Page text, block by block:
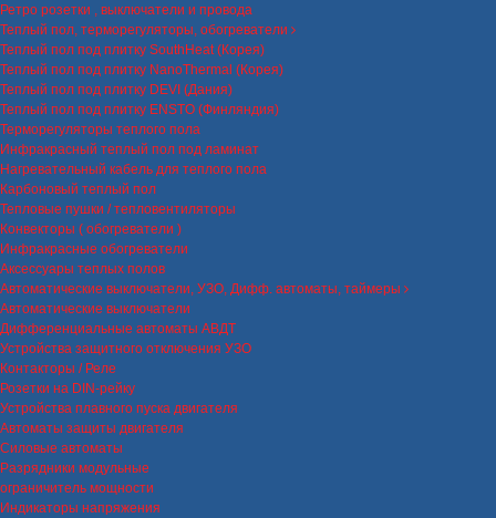
Ретро розетки , выключатели и провода
Теплый пол, терморегуляторы, обогреватели
Теплый пол под плитку SouthHeat (Корея)
Теплый пол под плитку NanoThermal (Корея)
Теплый пол под плитку DEVI (Дания)
Теплый пол под плитку ENSTO (Финляндия)
Терморегуляторы теплого пола
Инфракрасный теплый пол под ламинат
Нагревательный кабель для теплого пола
Карбоновый теплый пол
Тепловые пушки / тепловентиляторы
Конвекторы ( обогреватели )
Инфракрасные обогреватели
Аксессуары теплых полов
Автоматические выключатели, УЗО, Дифф. автоматы, таймеры
Автоматические выключатели
Дифференциальные автоматы АВДТ
Устройства защитного отключения УЗО
Контакторы / Реле
Розетки на DIN-рейку
Устройства плавного пуска двигателя
Автоматы защиты двигателя
Силовые автоматы
Разрядники модульные
ограничитель мощности
Индикаторы напряжения